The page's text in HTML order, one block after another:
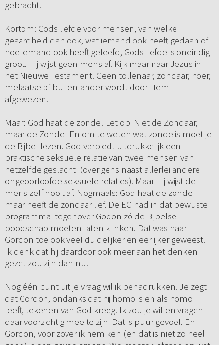
gebracht.
Kortom: Gods liefde voor mensen, van welke
geaardheid dan ook, wat iemand ook heeft gedaan of
hoe iemand ook heeft geleefd, Gods liefde is oneindig
groot. Hij wijst geen mens af. Kijk maar naar Jezus in
het Nieuwe Testament. Geen tollenaar, zondaar, hoer,
melaatse of buitenlander wordt door Hem
afgewezen.
Maar: God haat de zonde! Let op: Niet de Zondaar,
maar de Zonde! En om te weten wat zonde is moet je
de Bijbel lezen. God verbiedt uitdrukkelijk een
praktische seksuele relatie van twee mensen van
hetzelfde geslacht (overigens naast allerlei andere
ongeoorloofde seksuele relaties). Maar Hij wijst de
mens zelf nooit af. Nogmaals: God haat de zonde
maar heeft de zondaar lief. De EO had in dat bewuste
programma tegenover Godon zó de Bijbelse
boodschap moeten laten klinken. Dat was naar
Gordon toe ook veel duidelijker en eerlijker geweest.
Ik denk dat hij daardoor ook meer aan het denken
gezet zou zijn dan nu.
Nog één punt uit je vraag wil ik benadrukken. Je zegt
dat Gordon, ondanks dat hij homo is en als homo
leeft, tekenen van God kreeg. Ik zou je willen vragen
daar voorzichtig mee te zijn. Dat is puur gevoel. En
Gordon, voor zover ik hem ken (en dat is niet zo heel